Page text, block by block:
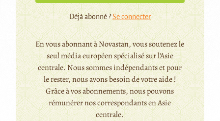
Déjà abonné ?Se connecter
En vous abonnant à Novastan, vous soutenez le
seul média européen spécialisé sur l'Asie
centrale. Nous sommes indépendants et pour
le rester, nous avons besoin de votre aide !
Grâce à vos abonnements, nous pouvons
rémunérer nos correspondants en Asie
centrale.